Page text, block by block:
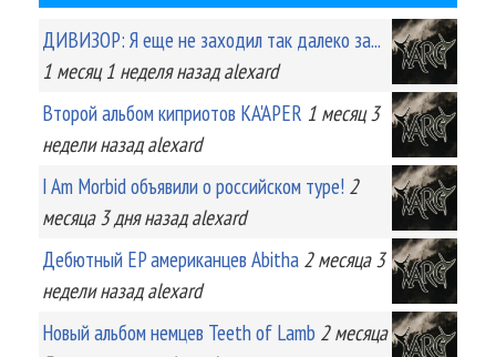
ДИВИЗОР: Я еще не заходил так далеко за...
1 месяц 1 неделяназад alexard
Второй альбом киприотов KA'APER 1 месяц 3
неделиназад alexard
I Am Morbid объявили о российском туре! 2
месяца 3 дняназад alexard
Дебютный EP американцев Abitha 2 месяца 3
неделиназад alexard
Новый альбом немцев Teeth of Lamb 2 месяца